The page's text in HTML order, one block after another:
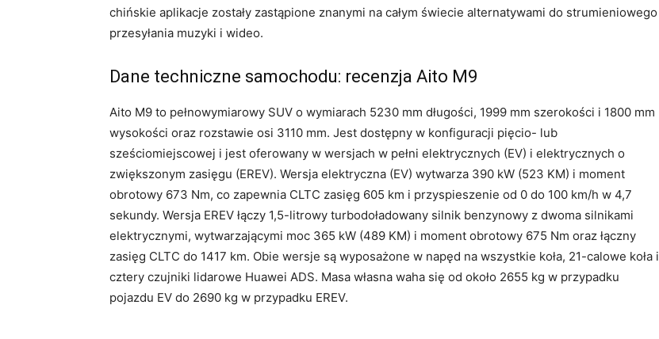
chińskie aplikacje zostały zastąpione znanymi na całym świecie alternatywami do strumieniowego
przesyłania muzyki i wideo.
Dane techniczne samochodu: recenzja Aito M9
Aito M9 to pełnowymiarowy SUV o wymiarach 5230 mm długości, 1999 mm szerokości i 1800 mm
wysokości oraz rozstawie osi 3110 mm. Jest dostępny w konfiguracji pięcio- lub
sześciomiejscowej i jest oferowany w wersjach w pełni elektrycznych (EV) i elektrycznych o
zwiększonym zasięgu (EREV). Wersja elektryczna (EV) wytwarza 390 kW (523 KM) i moment
obrotowy 673 Nm, co zapewnia CLTC zasięg 605 km i przyspieszenie od 0 do 100 km/h w 4,7
sekundy. Wersja EREV łączy 1,5-litrowy turbodoładowany silnik benzynowy z dwoma silnikami
elektrycznymi, wytwarzającymi moc 365 kW (489 KM) i moment obrotowy 675 Nm oraz łączny
zasięg CLTC do 1417 km. Obie wersje są wyposażone w napęd na wszystkie koła, 21-calowe koła i
cztery czujniki lidarowe Huawei ADS. Masa własna waha się od około 2655 kg w przypadku
pojazdu EV do 2690 kg w przypadku EREV.